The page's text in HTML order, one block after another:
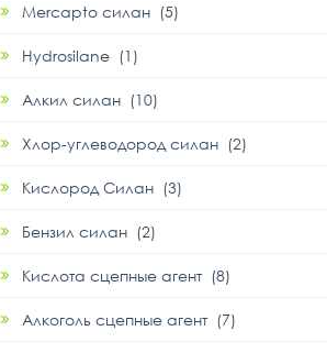
Mercapto силан (5)
Hydrosilane (1)
Алкил силан (10)
Хлор-углеводород силан (2)
Кислород Силан (3)
Бензил силан (2)
Кислота сцепные агент (8)
Алкоголь сцепные агент (7)